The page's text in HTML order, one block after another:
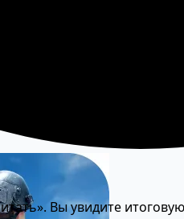
сервис-посредник:
поддерживают
Вы увидите